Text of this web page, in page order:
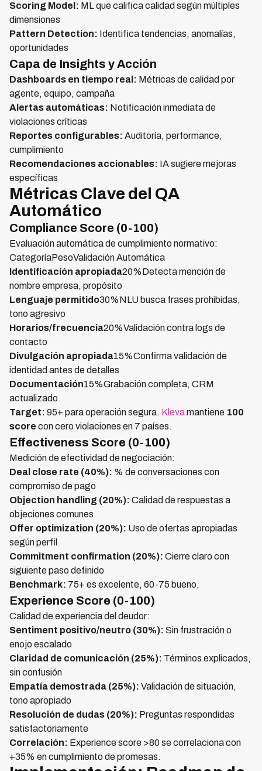
Scoring Model: ML que califica calidad según múltiples
dimensiones
Pattern Detection: Identifica tendencias, anomalías,
oportunidades
Capa de Insights y Acción
Dashboards en tiempo real: Métricas de calidad por
agente, equipo, campaña
Alertas automáticas: Notificación inmediata de
violaciones críticas
Reportes configurables: Auditoría, performance,
cumplimiento
Recomendaciones accionables: IA sugiere mejoras
específicas
Métricas Clave del QA
Automático
Compliance Score (0-100)
Evaluación automática de cumplimiento normativo:
CategoríaPesoValidación Automática
Identificación apropiada20%Detecta mención de
nombre empresa, propósito
Lenguaje permitido30%NLU busca frases prohibidas,
tono agresivo
Horarios/frecuencia20%Validación contra logs de
contacto
Divulgación apropiada15%Confirma validación de
identidad antes de detalles
Documentación15%Grabación completa, CRM
actualizado
Target: 95+ para operación segura. Klevamantiene 100
score con cero violaciones en 7 países.
Effectiveness Score (0-100)
Medición de efectividad de negociación:
Deal close rate (40%): % de conversaciones con
compromiso de pago
Objection handling (20%): Calidad de respuestas a
objeciones comunes
Offer optimization (20%): Uso de ofertas apropiadas
según perfil
Commitment confirmation (20%): Cierre claro con
siguiente paso definido
Benchmark: 75+ es excelente, 60-75 bueno,
Experience Score (0-100)
Calidad de experiencia del deudor:
Sentiment positivo/neutro (30%): Sin frustración o
enojo escalado
Claridad de comunicación (25%): Términos explicados,
sin confusión
Empatía demostrada (25%): Validación de situación,
tono apropiado
Resolución de dudas (20%): Preguntas respondidas
satisfactoriamente
Correlación: Experience score >80 se correlaciona con
+35% en cumplimiento de promesas.